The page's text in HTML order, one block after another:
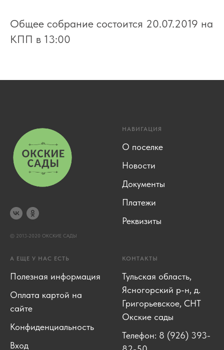
Общее собрание состоится 20.07.2019 на
КПП в 13:00
© 2013-2020 ОКСКИЕ САДЫ
НАВИГАЦИЯ
О поселке
Новости
Документы
Платежи
Реквизиты
А ЕЩЕ У НАС ЕСТЬ
Полезная информация
Оплата картой на
сайте
Конфиденциальность
Вход
КОНТАКТЫ
Тульская область,
Ясногорский р-н, д.
Григорьевское, СНТ
Окские сады
Телефон: 8 (926) 393-